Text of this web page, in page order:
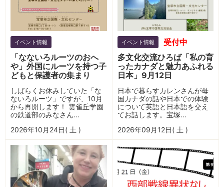
イベント情報
「なないろルーツのおへ
や」外国にルーツを持つ子
どもと保護者の集まり
しばらくお休みしていた「な
ないろルーツ」ですが、10月
から再開します！ 雲雀丘学園
の鉄道部のみなさん...
2026年10月24日( 土 )
イベント情報
受付中
多文化交流ひろば「私の育
ったカナダと魅力あふれる
日本」9月12日
日本で暮らすカレンさんが母
国カナダの話や日本での体験
について英語と日本語を交え
てお話します。宝塚...
2026年09月12日( 土 )